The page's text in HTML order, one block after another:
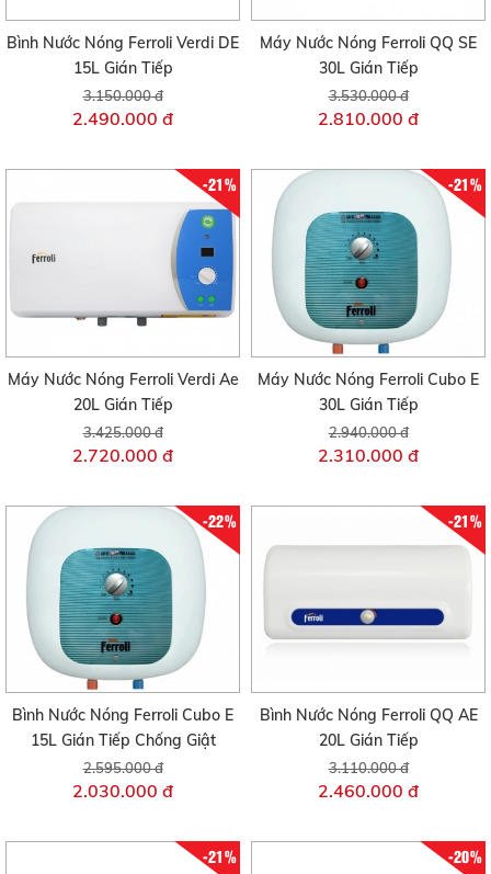
Bình Nước Nóng Ferroli Verdi DE
15L Gián Tiếp
3.150.000 đ
2.490.000 đ
Máy Nước Nóng Ferroli QQ SE
30L Gián Tiếp
3.530.000 đ
2.810.000 đ
-21%
Máy Nước Nóng Ferroli Verdi Ae
20L Gián Tiếp
3.425.000 đ
2.720.000 đ
-21%
Máy Nước Nóng Ferroli Cubo E
30L Gián Tiếp
2.940.000 đ
2.310.000 đ
-22%
Bình Nước Nóng Ferroli Cubo E
15L Gián Tiếp Chống Giật
2.595.000 đ
2.030.000 đ
-21%
Bình Nước Nóng Ferroli QQ AE
20L Gián Tiếp
3.110.000 đ
2.460.000 đ
-21% -20%